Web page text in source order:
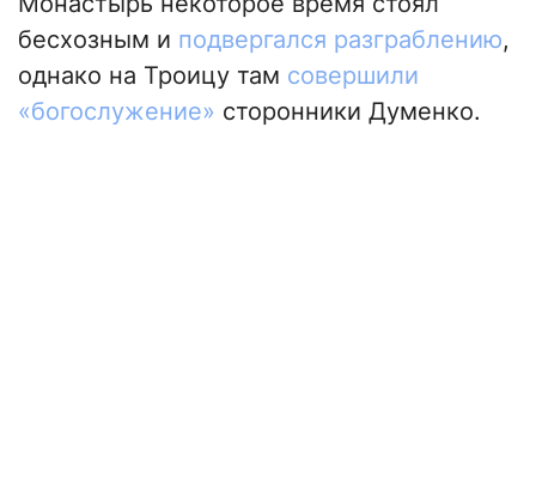
бесхозным и подвергался разграблению,
однако на Троицу там совершили
«богослужение» сторонники Думенко.